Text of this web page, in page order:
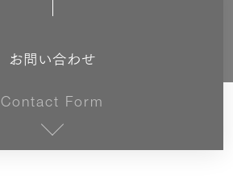
お問い合わせ
Contact Form